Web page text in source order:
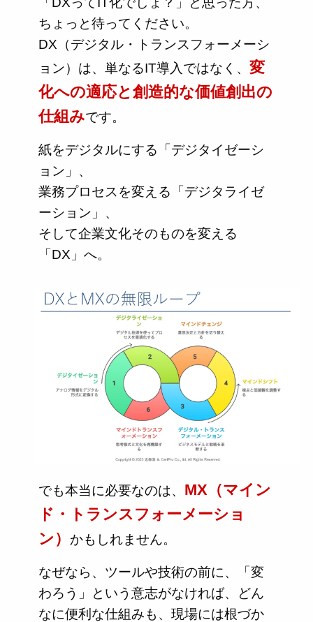
ちょっと待ってください。
DX（デジタル・トランスフォーメーシ
ョン）は、単なるIT導入ではなく、 変
化への適応と創造的な価値創出の
仕組みです。
紙をデジタルにする「デジタイゼーシ
ョン」、
業務プロセスを変える「デジタライゼ
ーション」、
そして企業文化そのものを変える
「DX」へ。
でも本当に必要なのは、 MX（マイン
ド・トランスフォーメーショ
ン）
かもしれません。
なぜなら、ツールや技術の前に、「変
わろう」という意志がなければ、どん
なに便利な仕組みも、現場には根づか